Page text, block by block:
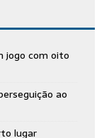
jogo com oito
ao
lugar